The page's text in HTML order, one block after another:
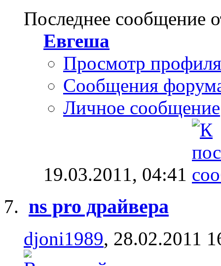
Последнее сообщение
Евгеша
Просмотр профиля
Сообщения
Личное сообщение
19.03.2011, 04:41
ns pro драйвера
djoni1989, 28.02.2011